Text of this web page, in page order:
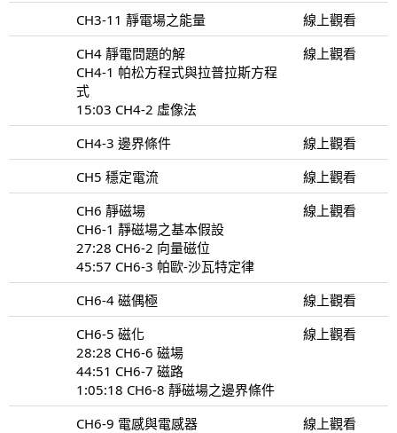
CH3-11 靜電場之能量
線上觀看
CH4 靜電問題的解
CH4-1 帕松方程式與拉普拉斯方程
式
15:03 CH4-2 虛像法
線上觀看
CH4-3 邊界條件
線上觀看
CH5 穩定電流
線上觀看
CH6 靜磁場
CH6-1 靜磁場之基本假設
27:28 CH6-2 向量磁位
45:57 CH6-3 帕歐-沙瓦特定律
線上觀看
CH6-4 磁偶極
線上觀看
CH6-5 磁化
28:28 CH6-6 磁場
44:51 CH6-7 磁路
1:05:18 CH6-8 靜磁場之邊界條件
線上觀看
CH6-9 電感與電感器
線上觀看